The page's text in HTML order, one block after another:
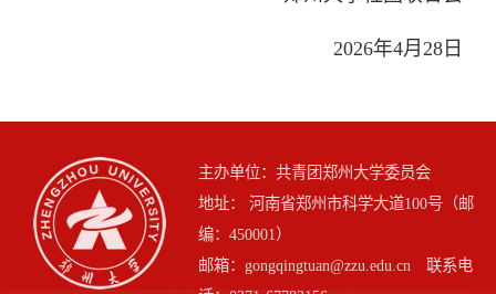
2026年4月28日
主办单位：共青团郑州大学委员会
地址： 河南省郑州市科学大道100号（邮
编：450001）
邮箱：gongqingtuan@zzu.edu.cn 联系电